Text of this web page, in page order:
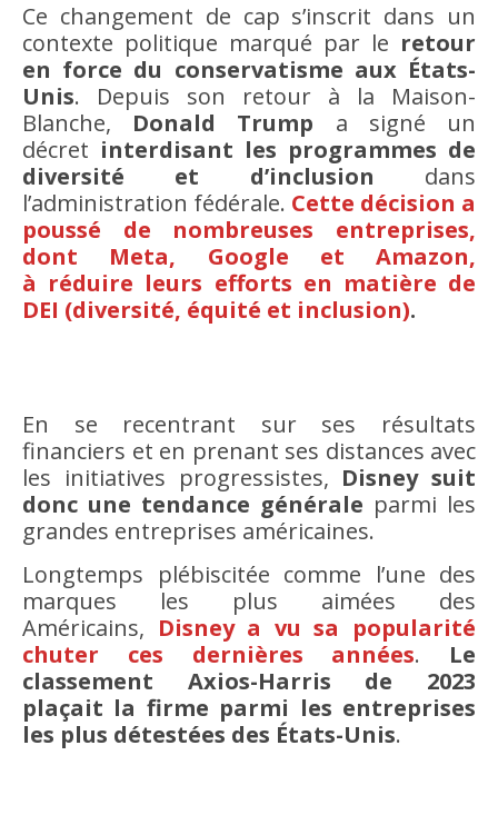
Ce changement de cap s’inscrit dans un
contexte politique marqué par le retour
en force du conservatisme aux États-
Unis. Depuis son retour à la Maison-
Blanche, Donald Trump a signé un
décret interdisant les programmes de
diversité et d’inclusion dans
l’administration fédérale. Cette décision a
poussé de nombreuses entreprises,
dont Meta, Google et Amazon,
à réduire leurs efforts en matière de
DEI (diversité, équité et inclusion).
En se recentrant sur ses résultats
financiers et en prenant ses distances avec
les initiatives progressistes, Disney suit
donc une tendance générale parmi les
grandes entreprises américaines.
Longtemps plébiscitée comme l’une des
marques les plus aimées des
Américains, Disney a vu sa popularité
chuter ces dernières années. Le
classement Axios-Harris de 2023
plaçait la firme parmi les entreprises
les plus détestées des États-Unis.